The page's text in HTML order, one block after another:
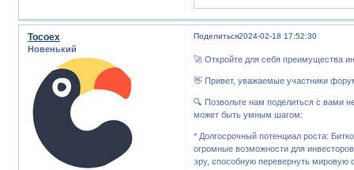
Поделиться2024-02-18 17:52:30
Tocoex
Новенький
🚀 Откройте для себя преимущества
👋 Привет, уважаемые участники
🔍 Позвольте нам поделиться с вами
может быть умным шагом:
* Долгосрочный потенциал роста:
огромные возможности для
эру, способную перевернуть мировую